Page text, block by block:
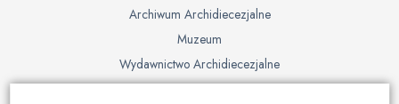
Archiwum Archidiecezjalne
Muzeum
Wydawnictwo Archidiecezjalne
Cmentarze